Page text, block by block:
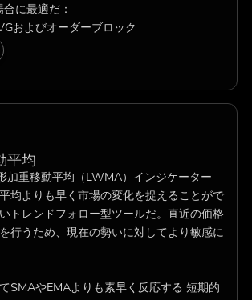
に最適だ：
およびオーダーブロック
平均
加重移動平均（LWMA）インジケーター
均よりも早く市場の変化を捉えることがで
トレンドフォロー型ツールだ。直近の価格
行うため、現在の勢いに対してより敏感に
SMAやEMAよりも素早く反応する 短期的